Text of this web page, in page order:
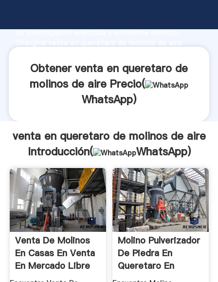
de investigación avanzada y excelente servicio,
clientes.Obtener venta en queretaro de
molinos de aire Precio(
WhatsApp)
venta en queretaro de molinos de aire
Introducción(
WhatsApp)
Venta De Molinos
En Casas En Venta
En Mercado Libre
México
Molino Pulverizador
De Piedra En
Queretaro En
Mercado ...